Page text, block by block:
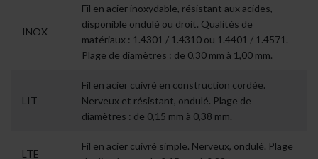
INOX
Fil en acier inoxydable, résistant aux acides,
disponible ondulé ou droit. Qualités de
matériaux : 1.4301 / 1.4310 ou 1.4401 / 1.4571.
Plage de diamètres : de 0,30 mm à 1,00 mm.
LIT
Fil en acier cuivré en construction cordée.
Nerveux et résistant, ondulé. Plage de
diamètres : de 0,15 mm à 0,38 mm.
LTE
Fil en acier cuivré simple. Nerveux, ondulé. Plage